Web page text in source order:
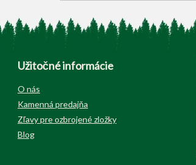
Užitočné informácie
O nás
Kamenná predajňa
Zľavy pre ozbrojené zložky
Blog